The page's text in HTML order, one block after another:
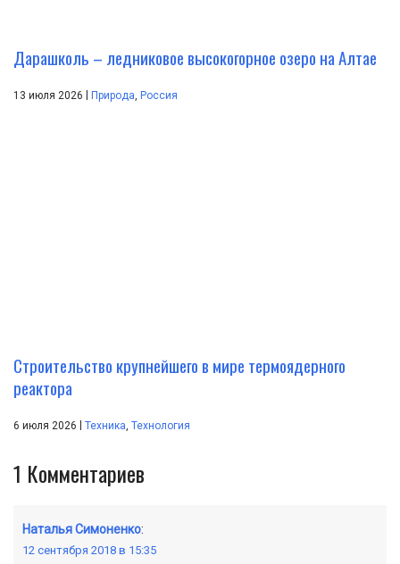
Дарашколь – ледниковое высокогорное озеро на Алтае
13 июля 2026 | Природа Россия
Строительство крупнейшего в мире термоядерного
реактора
6 июля 2026 Техника, Технология
1 Комментариев
Наталья Симоненко:
12 сентября 2018 в 15:35